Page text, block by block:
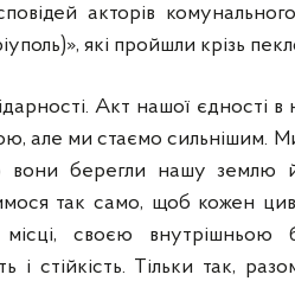
акторів
які пройшли крізь
Акт нашої єдності в
але ми стаємо сильнішим.
берегли нашу землю й
так само, щоб кожен
своєю внутрішньою
стійкість. Тільки так,